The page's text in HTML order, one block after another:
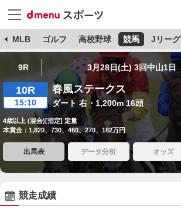
MLB ゴルフ 高校野球 競馬 Jリーグ
9R 3月28日(土) 3回中山1日
10R
15:10
春風ステークス
ダート 右・1,200m 16頭
4歳以上 (混合)[指定] 定量
本賞金：1,820、730、460、270、182万円
出馬表 データ分析 オッズ
競走成績